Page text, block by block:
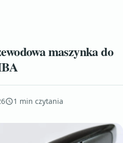
maszynka do
1 min czytania